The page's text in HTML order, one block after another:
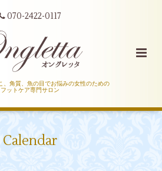
070-2422-0117
、角質、魚の目でお悩みの女性のための
フットケア専門サロン
Calendar